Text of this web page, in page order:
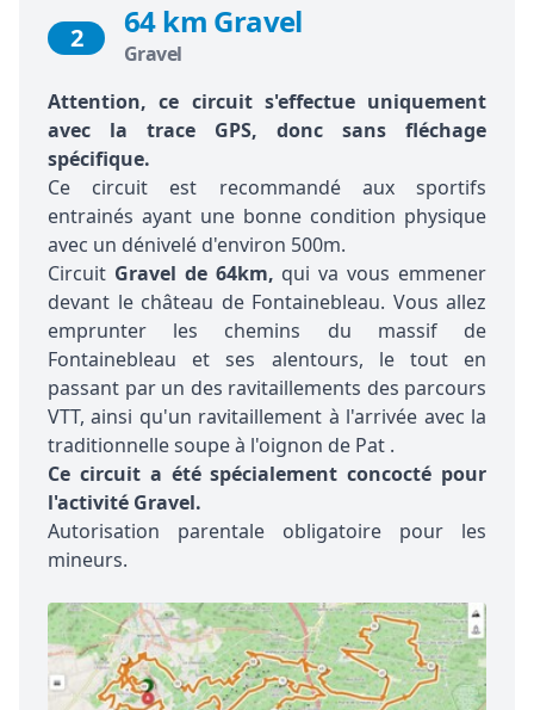
2 64 km Gravel
Gravel
Attention, ce circuit s'effectue uniquement
avec la trace GPS, donc sans fléchage
spécifique.
Ce circuit est recommandé aux sportifs
entrainés ayant une bonne condition physique
avec un dénivelé d'environ 500m.
Circuit Gravel de 64km, qui va vous emmener
devant le château de Fontainebleau. Vous allez
emprunter les chemins du massif de
Fontainebleau et ses alentours, le tout en
passant par un des ravitaillements des parcours
VTT, ainsi qu'un ravitaillement à l'arrivée avec la
traditionnelle soupe à l'oignon de Pat .
Ce circuit a été spécialement concocté pour
l'activité Gravel.
Autorisation parentale obligatoire pour les
mineurs.